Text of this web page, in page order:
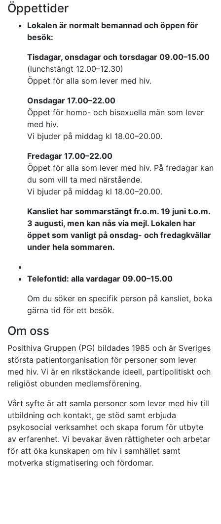
Öppettider
Lokalen är normalt bemannad och öppen för
besök:
Tisdagar, onsdagar och torsdagar 09.00–15.00
(lunchstängt 12.00–12.30)
Öppet för alla som lever med hiv.
Onsdagar 17.00–22.00
Öppet för homo- och bisexuella män som lever
med hiv.
Vi bjuder på middag kl 18.00–20.00.
Fredagar 17.00–22.00
Öppet för alla som lever med hiv. På fredagar kan
du som vill ta med närstående.
Vi bjuder på middag kl 18.00–20.00.
Kansliet har sommarstängt fr.o.m. 19 juni t.o.m.
3 augusti, men kan nås via mejl. Lokalen har
öppet som vanligt på onsdag- och fredagkvällar
under hela sommaren.
Telefontid: alla vardagar 09.00–15.00
Om du söker en specifik person på kansliet, boka
gärna tid för ett besök.
Om oss
Posithiva Gruppen (PG) bildades 1985 och är Sveriges
största patientorganisation för personer som lever
med hiv. Vi är en rikstäckande ideell, partipolitiskt och
religiöst obunden medlemsförening.
Vårt syfte är att samla personer som lever med hiv till
utbildning och kontakt, ge stöd samt erbjuda
psykosocial verksamhet och skapa forum för utbyte
av erfarenhet. Vi bevakar även rättigheter och arbetar
för att öka kunskapen om hiv i samhället samt
motverka stigmatisering och fördomar.